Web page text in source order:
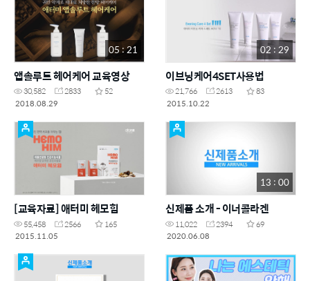
05 : 21
앱솔루트 헤어케어 교육영상
30,582 2833
52
2018.08.29
02 : 29
이브닝케어4SET사용법
21,766 2613
83
2015.10.22
[교육자료] 애터미 헤모힘
55,458 2566
165
2015.11.05
13 : 00
신제품 소개 - 이너콜라겐
11,022 2394
69
2020.06.08